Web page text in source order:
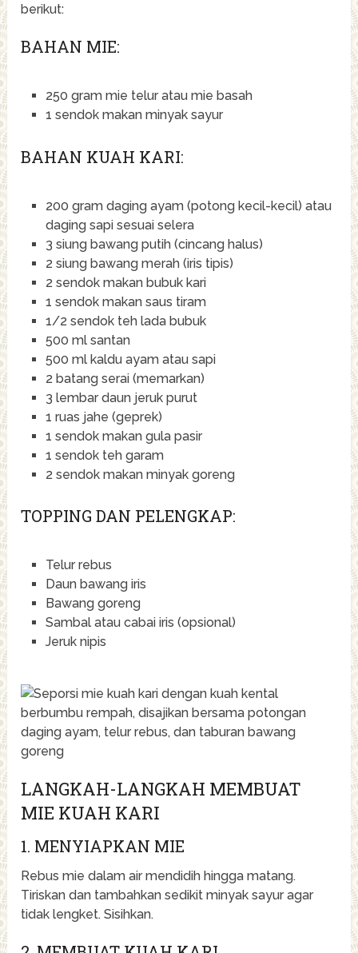
berikut:
BAHAN MIE:
250 gram mie telur atau mie basah
1 sendok makan minyak sayur
BAHAN KUAH KARI:
200 gram daging ayam (potong kecil-kecil) atau
daging sapi sesuai selera
3 siung bawang putih (cincang halus)
2 siung bawang merah (iris tipis)
2 sendok makan bubuk kari
1 sendok makan saus tiram
1/2 sendok teh lada bubuk
500 ml santan
500 ml kaldu ayam atau sapi
2 batang serai (memarkan)
3 lembar daun jeruk purut
1 ruas jahe (geprek)
1 sendok makan gula pasir
1 sendok teh garam
2 sendok makan minyak goreng
TOPPING DAN PELENGKAP:
Telur rebus
Daun bawang iris
Bawang goreng
Sambal atau cabai iris (opsional)
Jeruk nipis
LANGKAH-LANGKAH MEMBUAT
MIE KUAH KARI
1. MENYIAPKAN MIE
Rebus mie dalam air mendidih hingga matang.
Tiriskan dan tambahkan sedikit minyak sayur agar
tidak lengket. Sisihkan.